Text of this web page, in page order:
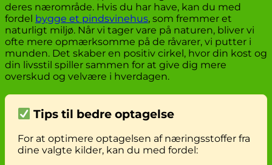
deres nærområde. Hvis du har have, kan du med
fordel bygge et pindsvinehus, som fremmer et
naturligt miljø. Når vi tager vare på naturen, bliver vi
ofte mere opmærksomme på de råvarer, vi putter i
munden. Det skaber en positiv cirkel, hvor din kost og
din livsstil spiller sammen for at give dig mere
overskud og velvære i hverdagen.
Tips til bedre optagelse
For at optimere optagelsen af næringsstoffer fra
dine valgte kilder, kan du med fordel: